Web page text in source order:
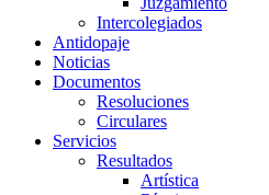
Intercolegiados
Antidopaje
Noticias
Documentos
Resoluciones
Circulares
Servicios
Resultados
Artística